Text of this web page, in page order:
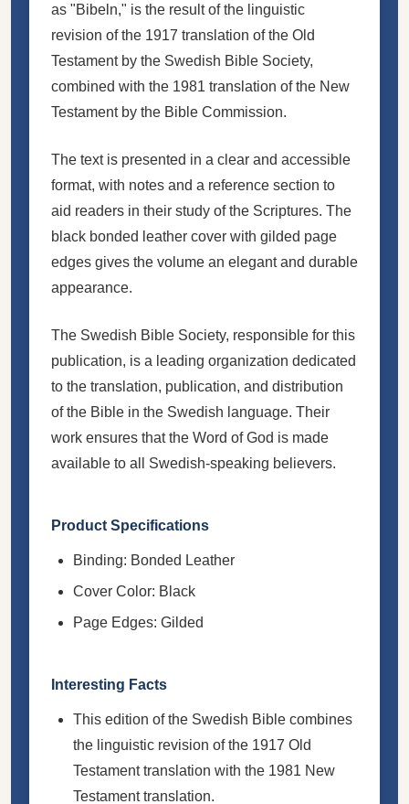
as "Bibeln," is the result of the linguistic
revision of the 1917 translation of the Old
Testament by the Swedish Bible Society,
combined with the 1981 translation of the New
Testament by the Bible Commission.
The text is presented in a clear and accessible
format, with notes and a reference section to
aid readers in their study of the Scriptures. The
black bonded leather cover with gilded page
edges gives the volume an elegant and durable
appearance.
The Swedish Bible Society, responsible for this
publication, is a leading organization dedicated
to the translation, publication, and distribution
of the Bible in the Swedish language. Their
work ensures that the Word of God is made
available to all Swedish-speaking believers.
Product Specifications
Binding: Bonded Leather
Cover Color: Black
Page Edges: Gilded
Interesting Facts
This edition of the Swedish Bible combines
the linguistic revision of the 1917 Old
Testament translation with the 1981 New
Testament translation.